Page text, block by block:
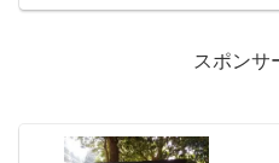
スポンサ